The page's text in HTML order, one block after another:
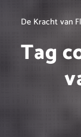
De Kracht van
Tag